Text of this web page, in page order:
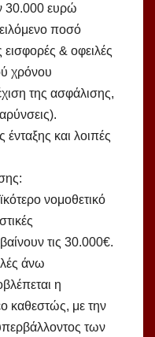
30.000 ευρώ
ποσό
& οφειλές
χρόνου
της ασφάλισης,
και λοιπές
νομοθετικό
τις 30.000€.
άνω
η
καθεστώς, με την
των